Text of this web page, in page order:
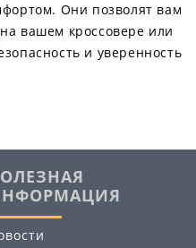
Они позволят вам
вашем кроссовере или
и уверенность